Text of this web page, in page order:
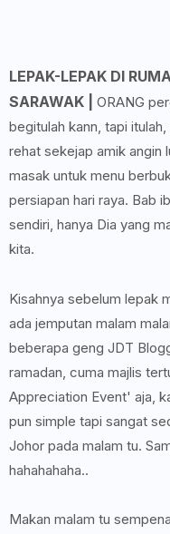
LEPAK-LEPAK DI
SARAWAK |
ORANG
begitulah kann, tapi
rehat sekejap amik angin
masak untuk menu
persiapan hari raya. Bab
sendiri, hanya Dia yang
kita.
Kisahnya sebelum lepak
ada jemputan malam
beberapa geng JDT
ramadan, cuma majlis
Appreciation Event' aja,
pun simple tapi sangat
Johor pada malam tu.
hahahahaha..
Makan malam tu